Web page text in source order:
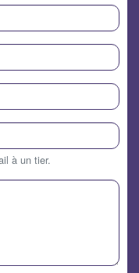
à un tier.